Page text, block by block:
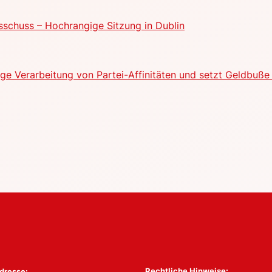
– Hochrangige Sitzung in Dublin
Verarbeitung von Partei-Affinitäten und setzt Geldbuße